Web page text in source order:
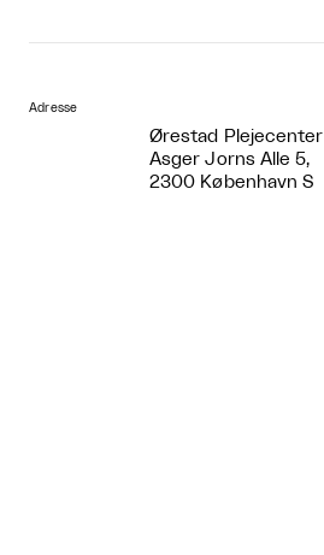
Adresse
Ørestad Plejecenter
Asger Jorns Alle 5,
2300 København S